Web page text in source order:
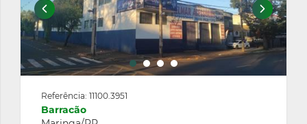
Referência: 11100.3951
Barracão